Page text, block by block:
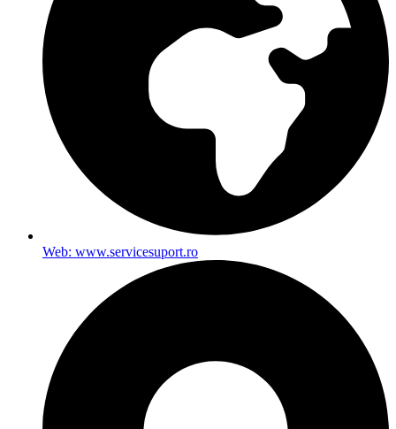
Web: www.servicesuport.ro